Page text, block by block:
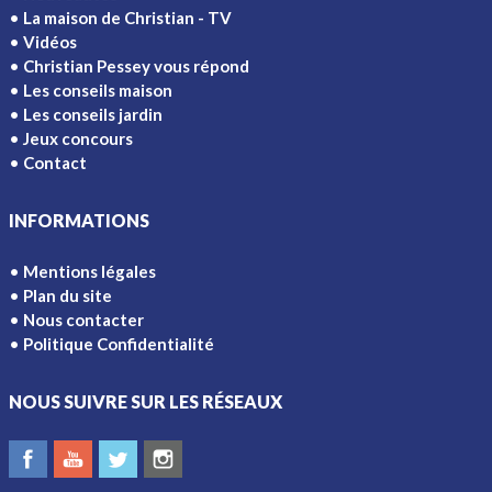
La maison de Christian - TV
Vidéos
Christian Pessey vous répond
Les conseils maison
Les conseils jardin
Jeux concours
Contact
INFORMATIONS
Mentions légales
Plan du site
Nous contacter
Politique Confidentialité
NOUS SUIVRE SUR LES RÉSEAUX